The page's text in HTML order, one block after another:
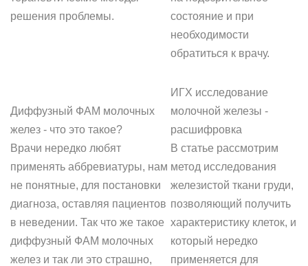
решения проблемы.
состояние и при
необходимости
обратиться к врачу.
Диффузный ФАМ молочных
желез - что это такое?
Врачи нередко любят
применять аббревиатуры, нам
не понятные, для постановки
диагноза, оставляя пациентов
в неведении. Так что же такое
диффузный ФАМ молочных
желез и так ли это страшно,
ИГХ исследование
молочной железы -
расшифровка
В статье рассмотрим
метод исследования
железистой ткани груди,
позволяющий получить
характеристику клеток, и
который нередко
применяется для